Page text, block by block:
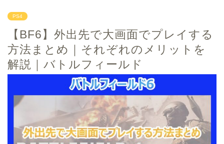
PS4
【BF6】外出先で大画面でプレイする
方法まとめ｜それぞれのメリットを
解説｜バトルフィールド